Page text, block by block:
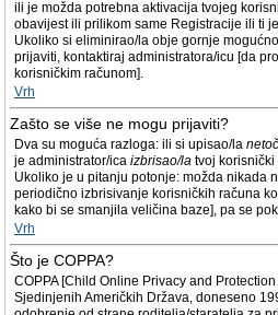
ili je možda potrebna aktivacija tvojeg
obavijest ili prilikom same Registracije ili ti
Ukoliko si eliminirao/la obje gornje
prijaviti, kontaktiraj administratora/icu [da
korisničkim računom].
Vrh
Zašto se više ne mogu prijaviti?
Dva su moguća razloga: ili si upisao/la
je administrator/ica izbrisao/la tvoj korisnički
Ukoliko je u pitanju potonje: možda nikada
periodično izbrisivanje korisničkih računa
kako bi se smanjila veličina baze], pa se
Vrh
Što je COPPA?
COPPA [Child Online Privacy and
Sjedinjenih Američkih Država, doneseno